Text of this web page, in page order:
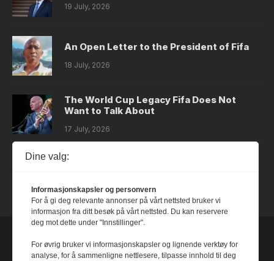
19 July, 2026
An Open Letter to the President of Fifa
18 July, 2026
The World Cup Legacy Fifa Does Not
Want to Talk About
17 July, 2026
Dystopia
Dine valg:
Informasjonskapsler og personvern
For å gi deg relevante annonser på vårt nettsted bruker vi
informasjon fra ditt besøk på vårt nettsted. Du kan reservere
deg mot dette under "Innstillinger".
For øvrig bruker vi informasjonskapsler og lignende verktøy for
analyse, for å sammenligne nettlesere, tilpasse innhold til deg